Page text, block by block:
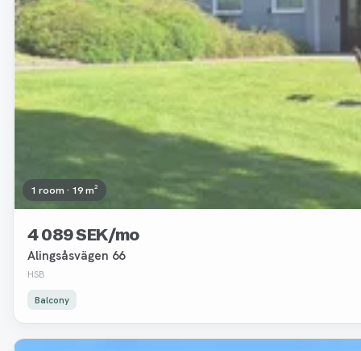
1 room · 19 m²
4 089 SEK/mo
Alingsåsvägen 66
HSB
Balcony